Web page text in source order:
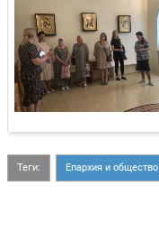
Теги: Епархия и общество